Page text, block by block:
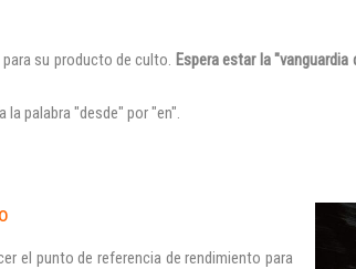
su producto de culto. Espera estar la
la palabra "desde" por "en".
el punto de referencia de rendimiento para